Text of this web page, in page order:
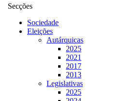
Secções
Sociedade
Eleições
Autárquicas
2025
2021
2017
2013
Legislativas
2025